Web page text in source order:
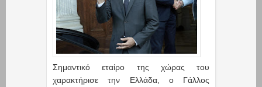
Σημαντικό εταίρο της χώρας του
χαρακτήρισε την Ελλάδα, ο Γάλλος